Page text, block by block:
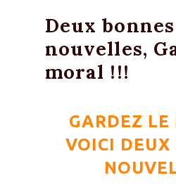
Deux bonnes
nouvelles,
moral !!!
GARDEZ
VOICI DEUX